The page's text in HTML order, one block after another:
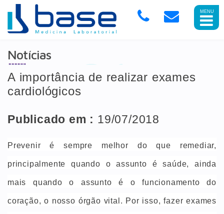
Abrir
Menu
Mobile
Notícias
A importância de realizar exames
cardiológicos
Publicado em : 19/07/2018
Prevenir é sempre melhor do que remediar,
principalmente quando o assunto é saúde, ainda
mais quando o assunto é o funcionamento do
coração, o nosso órgão vital. Por isso, fazer exames